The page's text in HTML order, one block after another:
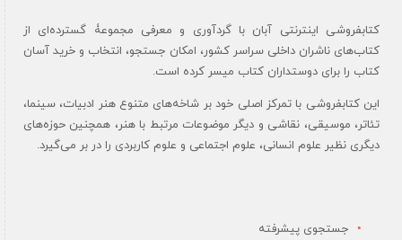
کتابفروشی اینترنتی آبان با گردآوری و معرفی مجموعۀ گسترده‌ای از
کتاب‌های ناشران داخلی سراسر کشور، امکان جستجو، انتخاب و خرید آسان
کتاب را برای دوستداران کتاب میسر کرده است.
این کتابفروشی با تمرکز اصلی خود بر شاخه‌های متنوع هنر ادبیات، سینما،
تئاتر، موسیقی، نقاشی و دیگر موضوعات مرتبط با هنر، همچنین حوزه‌های
دیگری نظیر علوم انسانی، علوم اجتماعی و علوم کاربردی را در بر می‌گیرد.
جستجوی پیشرفته